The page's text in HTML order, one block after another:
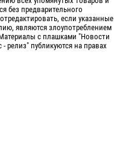
без предварительного
если указанные
являются злоупотреблением
с плашками "Новости
релиз" публикуются на правах